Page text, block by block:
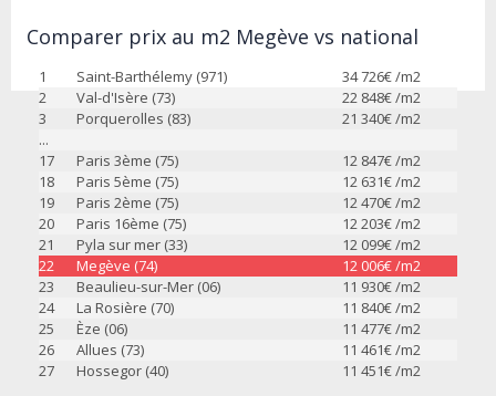
Comparer prix au m2 Megève vs national
1 Saint-Barthélemy (971) 34 726€ /m2
2
Val-d'Isère (73) 22 848€ /m2
3
Porquerolles (83) 21 340€ /m2
...
17
Paris 3ème (75) 12 847€ /m2
18
Paris 5ème (75) 12 631€ /m2
19
Paris 2ème (75) 12 470€ /m2
20
Paris 16ème (75) 12 203€ /m2
21
Pyla sur mer (33) 12 099€ /m2
22
Megève (74) 12 006€ /m2
23
Beaulieu-sur-Mer (06) 11 930€ /m2
24
La Rosière (70) 11 840€ /m2
25
Èze (06) 11 477€ /m2
26
Allues (73) 11 461€ /m2
27
Hossegor (40) 11 451€ /m2